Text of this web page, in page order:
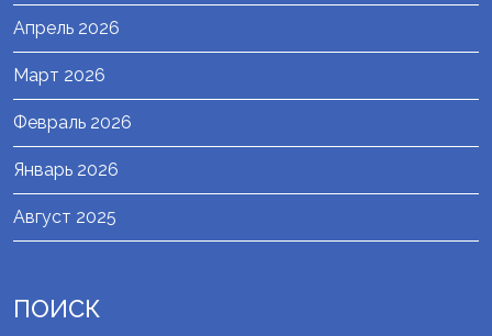
Апрель 2026
Март 2026
Февраль 2026
Январь 2026
Август 2025
ПОИСК